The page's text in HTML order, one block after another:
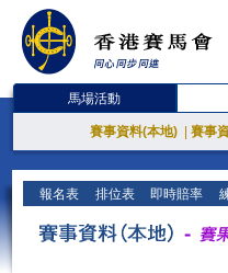
馬場活動
賽事資料(本地) 賽事
報名表 排位表 即時賠率